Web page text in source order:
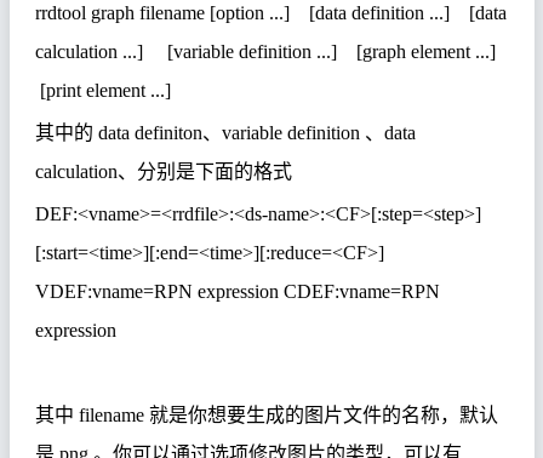
rrdtool graph filename [option ...] [data definition ...] [data
calculation ...] [variable definition ...] [graph element ...]
[print element ...]
其中的 data definiton、 variable definition 、 data
calculation、分别是下面的格式
DEF:<vname>=<rrdfile>:<ds-name>:<CF>[:step=<step>]
[:start=<time>][:end=<time>][:reduce=<CF>]
VDEF:vname=RPN expression CDEF:vname=RPN
expression
其中 filename 就是你想要生成的图片文件的名称，默认